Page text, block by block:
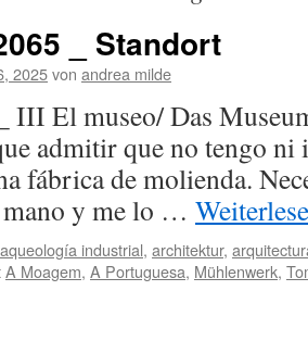
_ Standort
2025von andrea milde
III El museo/ Das
admitir que no tengo ni
fábrica de molienda.
mano y me lo …
aqueología industrial, architektur,
A Moagem, A Portuguesa, Mühlenwerk,